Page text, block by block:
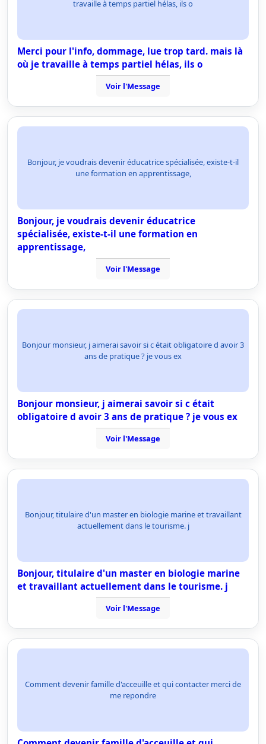
travaille à temps partiel hélas, ils o
Merci pour l'info, dommage, lue trop tard. mais là
où je travaille à temps partiel hélas, ils o
Voir l'Message
Bonjour, je voudrais devenir éducatrice spécialisée, existe-t-il
une formation en apprentissage,
Bonjour, je voudrais devenir éducatrice
spécialisée, existe-t-il une formation en
apprentissage,
Voir l'Message
Bonjour monsieur, j aimerai savoir si c était obligatoire d avoir 3
ans de pratique ? je vous ex
Bonjour monsieur, j aimerai savoir si c était
obligatoire d avoir 3 ans de pratique ? je vous ex
Voir l'Message
Bonjour, titulaire d'un master en biologie marine et travaillant
actuellement dans le tourisme. j
Bonjour, titulaire d'un master en biologie marine
et travaillant actuellement dans le tourisme. j
Voir l'Message
Comment devenir famille d'acceuille et qui contacter merci de
me repondre